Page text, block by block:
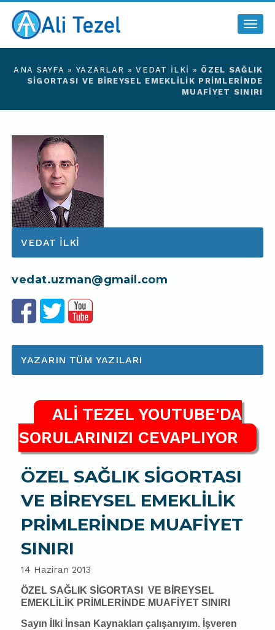
ANA SAYFA »YAZARLAR »VEDAT İLKİ » ÖZEL SAĞLIK
SİGORTASI VE BİREYSEL EMEKLİLİK PRİMLERİNDE
MUAFİYET SINIRI
VEDAT İLKİ
vedat.uzman@gmail.com
YAZARIN TÜM YAZILARI
ALİ TEZEL YOUTUBE'DA
SORULARINIZI CEVAPLIYOR
ÖZEL SAĞLIK SİGORTASI
VE BİREYSEL EMEKLİLİK
PRİMLERİNDE MUAFİYET
SINIRI
14 Haziran 2013
ÖZEL SAĞLIK SİGORTASI
VE BİREYSEL
EMEKLİLİK PRİMLERİNDE MUAFİYET SINIRI
Sayın İlki İnsan Kaynakları çalışanıyım. İşveren